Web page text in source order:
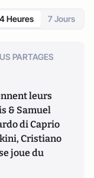
Heures 7 Jours
PARTAGES
leurs
& Samuel
di Caprio
Cristiano
joue du